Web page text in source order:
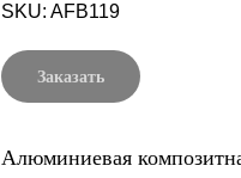
SKU: AFB119
Заказать
Алюминиевая